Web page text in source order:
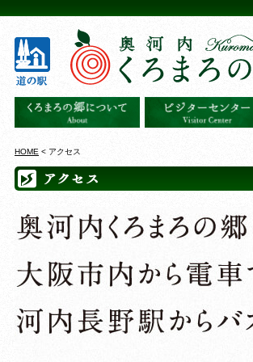
HOME < アクセス